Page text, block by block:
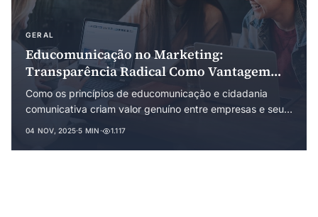
GERAL
Educomunicação no Marketing:
Transparência Radical Como Vantagem
Competitiva
Como os princípios de educomunicação e cidadania
comunicativa criam valor genuíno entre empresas e seus
04 NOV, 2025·5 MIN · 1.117